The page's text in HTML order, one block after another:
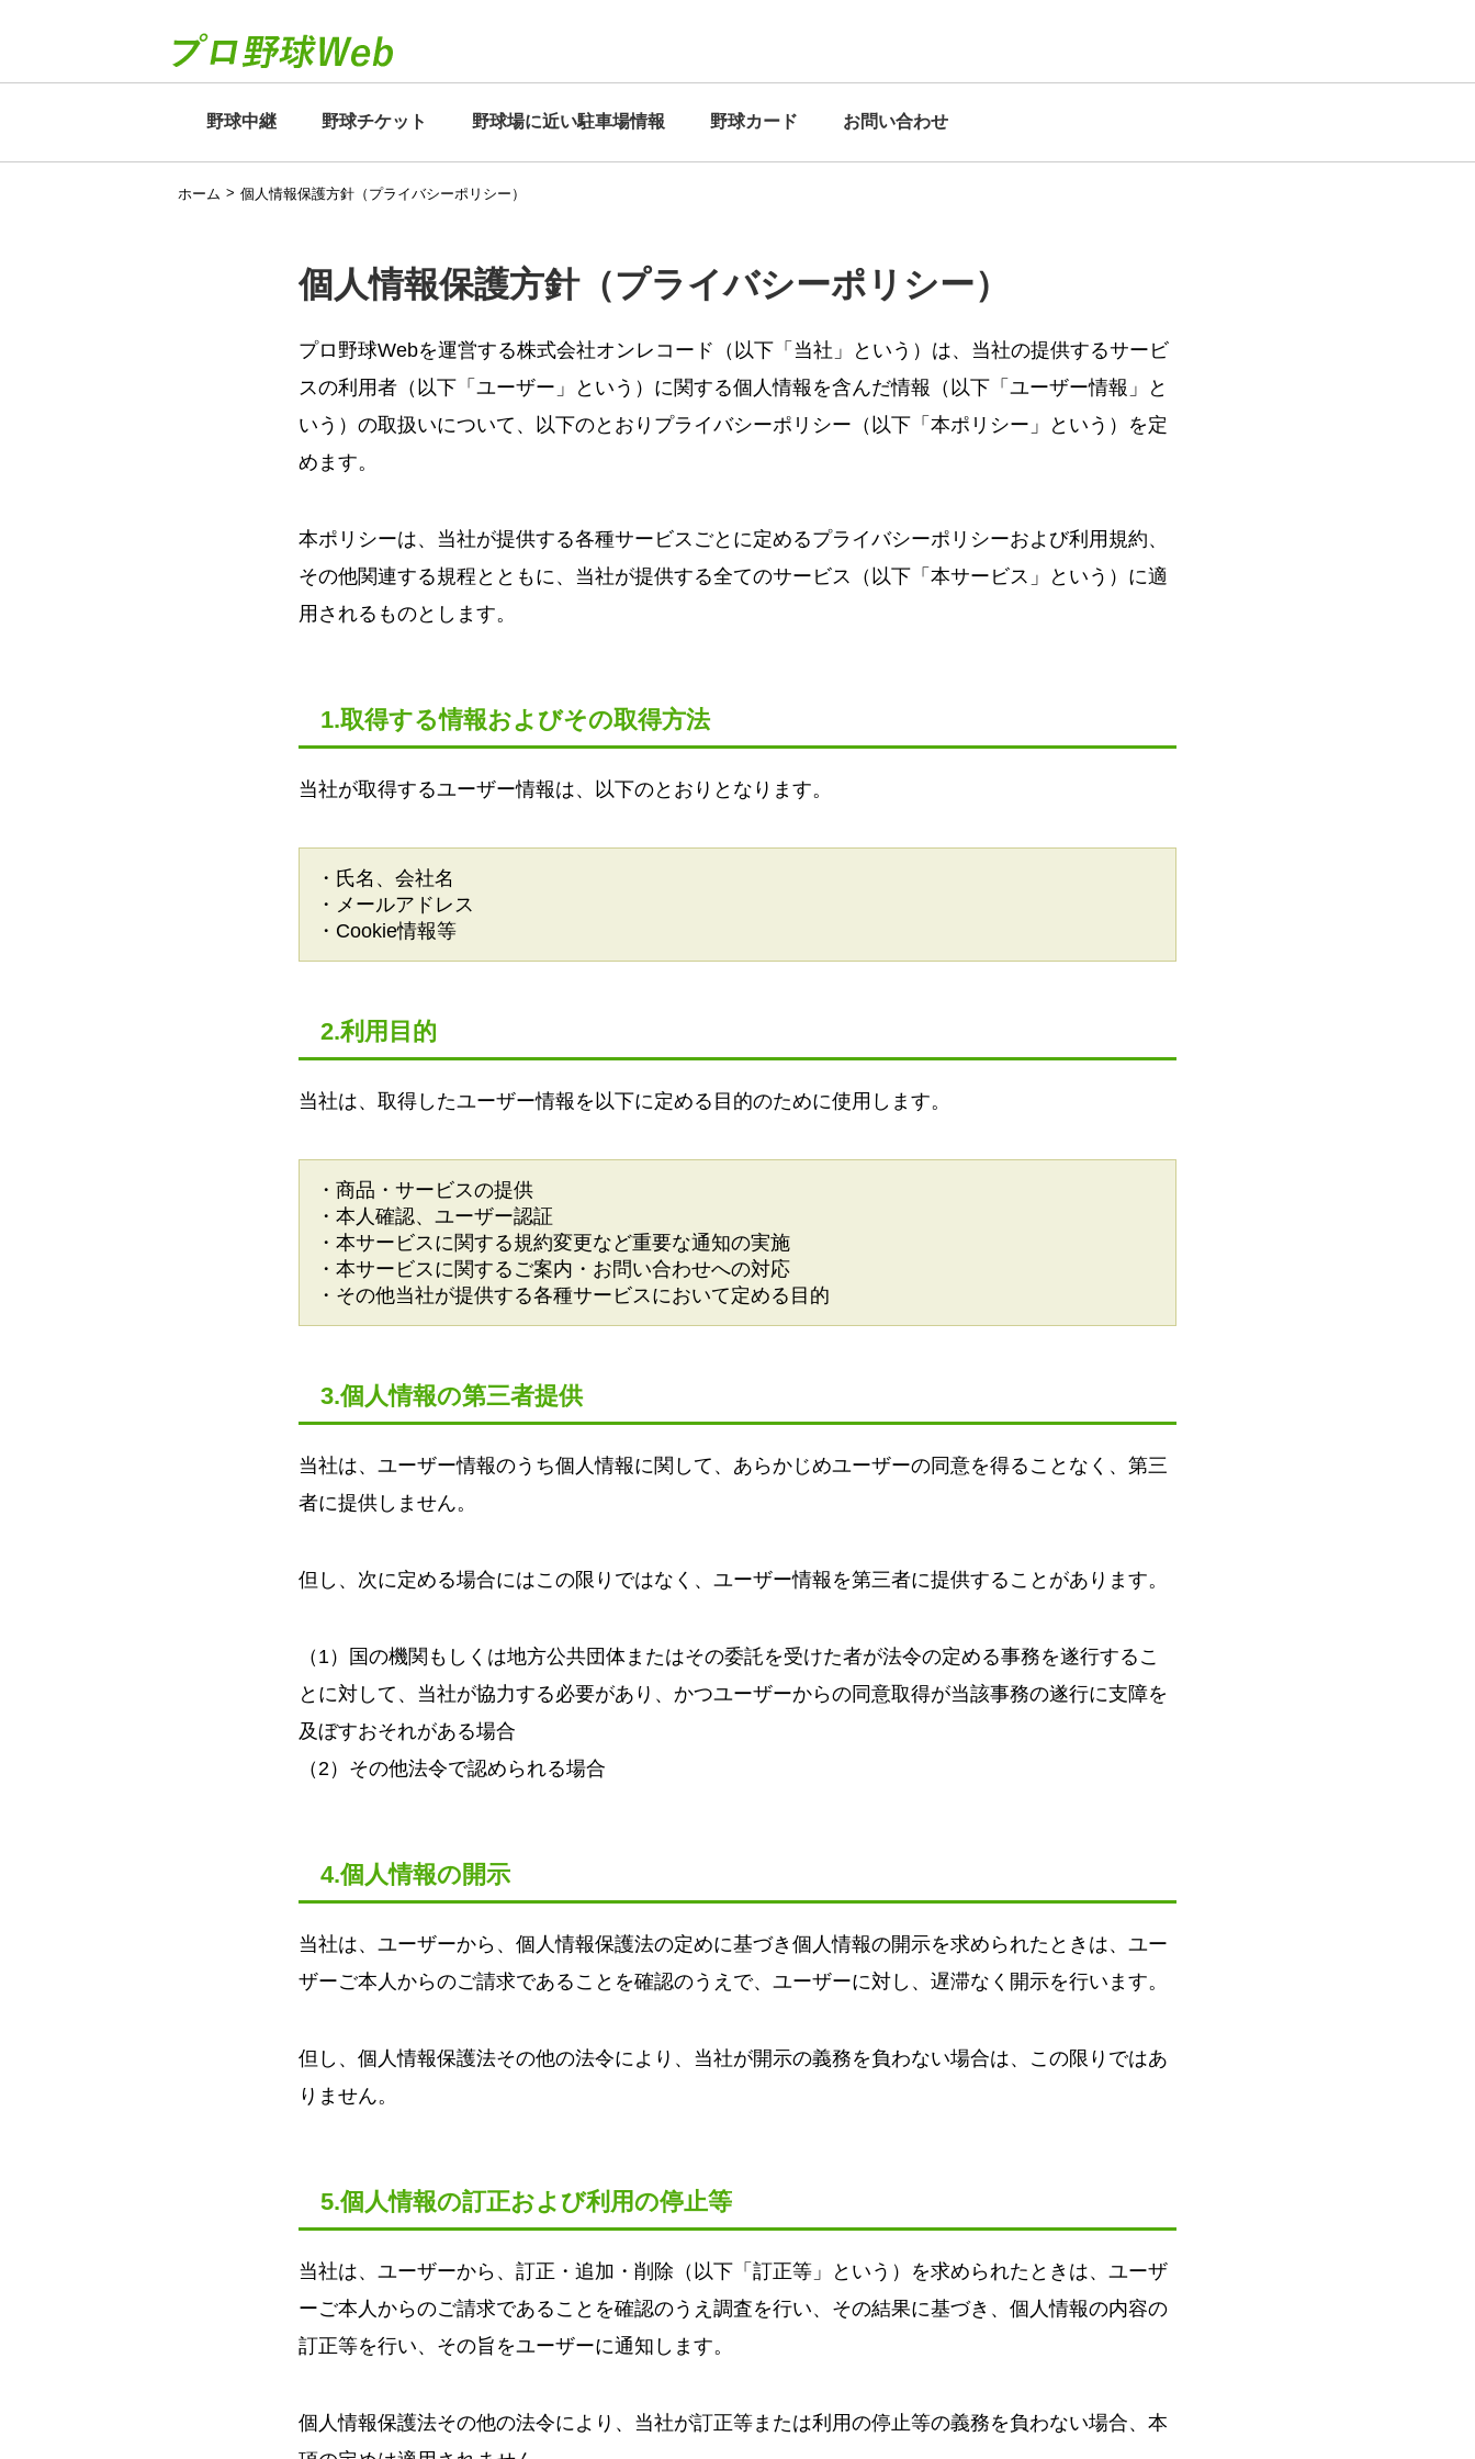
野球中継 野球チケット 野球場に近い駐車場情報 野球カード お問い合わせ
ホーム > 個人情報保護方針（プライバシーポリシー）
個人情報保護方針（プライバシーポリシー）
プロ野球Webを運営する株式会社オンレコード（以下「当社」という）は、当社の提供するサービ
スの利用者（以下「ユーザー」という）に関する個人情報を含んだ情報（以下「ユーザー情報」と
いう）の取扱いについて、以下のとおりプライバシーポリシー（以下「本ポリシー」という）を定
めます。
本ポリシーは、当社が提供する各種サービスごとに定めるプライバシーポリシーおよび利用規約、
その他関連する規程とともに、当社が提供する全てのサービス（以下「本サービス」という）に適
用されるものとします。
1.取得する情報およびその取得方法
当社が取得するユーザー情報は、以下のとおりとなります。
・氏名、会社名
・メールアドレス
・Cookie情報等
2.利用目的
当社は、取得したユーザー情報を以下に定める目的のために使用します。
・商品・サービスの提供
・本人確認、ユーザー認証
・本サービスに関する規約変更など重要な通知の実施
・本サービスに関するご案内・お問い合わせへの対応
・その他当社が提供する各種サービスにおいて定める目的
3.個人情報の第三者提供
当社は、ユーザー情報のうち個人情報に関して、あらかじめユーザーの同意を得ることなく、第三
者に提供しません。
但し、次に定める場合にはこの限りではなく、ユーザー情報を第三者に提供することがあります。
（1）国の機関もしくは地方公共団体またはその委託を受けた者が法令の定める事務を遂行するこ
とに対して、当社が協力する必要があり、かつユーザーからの同意取得が当該事務の遂行に支障を
及ぼすおそれがある場合
（2）その他法令で認められる場合
4.個人情報の開示
当社は、ユーザーから、個人情報保護法の定めに基づき個人情報の開示を求められたときは、ユー
ザーご本人からのご請求であることを確認のうえで、ユーザーに対し、遅滞なく開示を行います。
但し、個人情報保護法その他の法令により、当社が開示の義務を負わない場合は、この限りではあ
りません。
5.個人情報の訂正および利用の停止等
当社は、ユーザーから、訂正・追加・削除（以下「訂正等」という）を求められたときは、ユーザ
ーご本人からのご請求であることを確認のうえ調査を行い、その結果に基づき、個人情報の内容の
訂正等を行い、その旨をユーザーに通知します。
個人情報保護法その他の法令により、当社が訂正等または利用の停止等の義務を負わない場合、本